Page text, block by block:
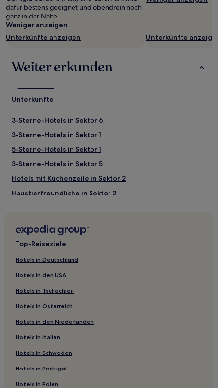
sich
ändern.
Es
können
zusätzliche
gelten.
dafür bestens geeignet und obendrein noch
ganz in der Nähe.
Weniger anzeigen
Unterkünfte anzeigen
Unterkünfte
Weiter erkunden
Unterkünfte
3-Sterne-Hotels in Sektor 6
3-Sterne-Hotels in Sektor 1
5-Sterne-Hotels in Sektor 1
3-Sterne-Hotels in Sektor 5
Hotels mit Küchenzeile in Sektor 2
Haustierfreundliche in Sektor 2
Haustierfreundliche in Altstadt Bucharest
Günstige in Altstadt Bucharest
Hotels mit Parkplatz in Altstadt Bucharest
Familien in Altstadt Bucharest
Lgbtqia-Freundliche in Altstadt Bucharest
Luxus in Altstadt Bucharest
Günstige in Lipscani
Luxus in Lipscani
Hotels mit Küchenzeile in Sektor 6
Top-Reiseziele
Hotels in Deutschland
Hotels in den USA
Hotels in Tschechien
Hotels in Österreich
Hotels in den Niederlanden
Hotels in Italien
Hotels in Schweden
Hotels in Portugal
Hotels in Polen